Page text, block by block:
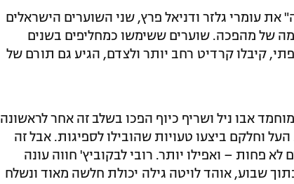
עומרי גלזר ודניאל פרץ, שני השוערים הישראלים
של מהפכה. שוערים ששימשו כמחליפים בשנים
קיבלו קרדיט רחב יותר ולצדם, הגיע גם תורם של
אבו ניל ושריף כיוף הפכו בשלב זה אחר לראשונה
וחלקם ביצעו טעויות שהובילו לספיגות. אבל זה
לא פחות – ואפילו יותר. רובי לבקוביץ' חווה עונה
שבוע, אוהד לויטה גילה יכולת חלשה מאוד ונשלח